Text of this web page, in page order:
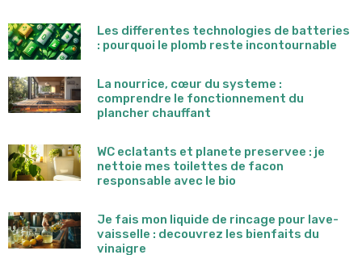
Les differentes technologies de batteries
: pourquoi le plomb reste incontournable
La nourrice, cœur du systeme :
comprendre le fonctionnement du
plancher chauffant
WC eclatants et planete preservee : je
nettoie mes toilettes de facon
responsable avec le bio
Je fais mon liquide de rincage pour lave-
vaisselle : decouvrez les bienfaits du
vinaigre